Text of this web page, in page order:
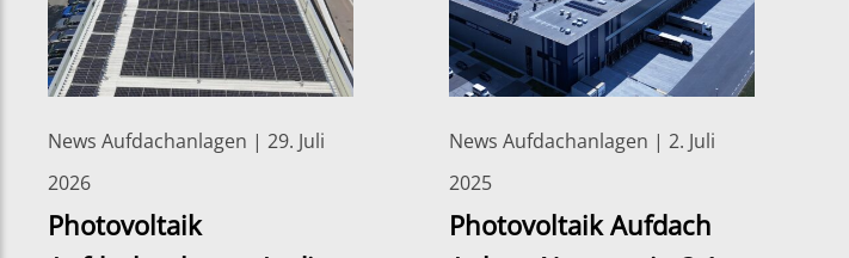
News Aufdachanlagen | 29. Juli
2026
Photovoltaik
News Aufdachanlagen | 2. Juli
2025
Photovoltaik Aufdach